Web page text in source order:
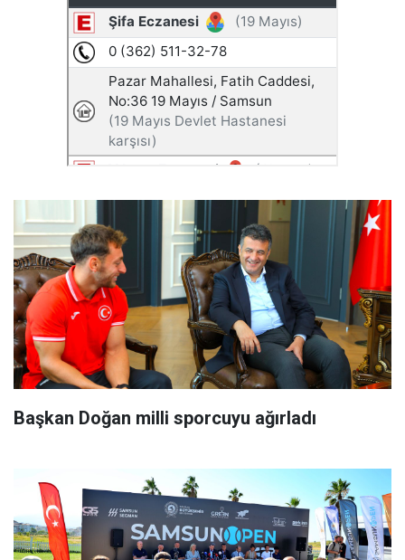
Başkan Doğan milli sporcuyu ağırladı